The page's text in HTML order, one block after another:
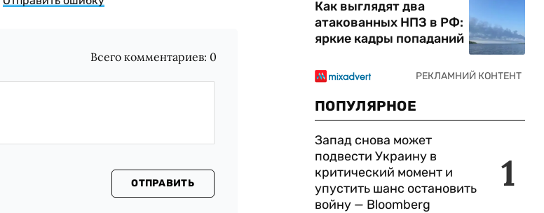
Всего комментариев: 0
ОТПРАВИТЬ
Как выглядят два
атакованных НПЗ в РФ:
яркие кадры попаданий
ПОПУЛЯРНОЕ
1
Запад снова может
подвести Украину в
критический момент и
упустить шанс остановить
войну — Bloomberg